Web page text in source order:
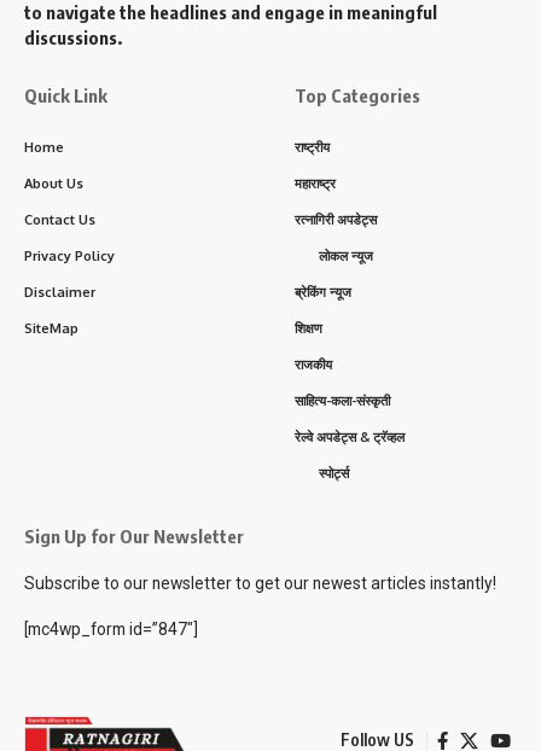
to navigate the headlines and engage in meaningful
discussions.
Quick Link
Home
About Us
Contact Us
Privacy Policy
Disclaimer
SiteMap
Top Categories
राष्ट्रीय
महाराष्ट्र
रत्नागिरी अपडेट्स
लोकल न्यूज
ब्रेकिंग न्यूज
शिक्षण
राजकीय
साहित्य-कला-संस्कृती
रेल्वे अपडेट्स & ट्रॅव्हल
स्पोर्ट्स
Sign Up for Our Newsletter
Subscribe to our newsletter to get our newest articles instantly!
[mc4wp_form id=”847″]
Follow US